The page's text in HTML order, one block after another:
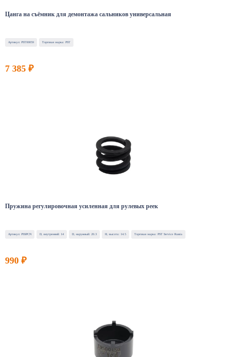
Цанга на съёмник для демонтажа сальников универсальная
Артикул: PST00059 Торговая марка: PST
7 385 ₽
Пружина регулировочная усиленная для рулевых реек
Артикул: PSSPCN D, внутренний: 14 D, наружный: 20.3 H, высота: 14.5 Торговая марка: PST Service Russia
990 ₽